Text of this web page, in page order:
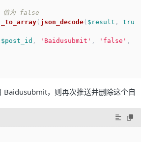
值为 false
( json_decode ( $result , tru
$post_id , 'Baidusubmit' , 'false'
，则再次推送并删除这个自